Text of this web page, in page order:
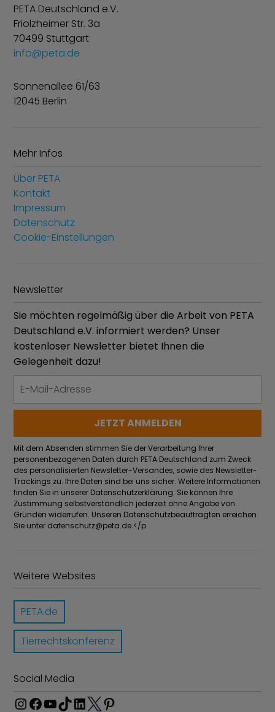
PETA Deutschland e.V.
Friolzheimer Str. 3a
70499 Stuttgart
info@peta.de
Sonnenallee 61/63
12045 Berlin
Mehr Infos
Über PETA
Kontakt
Impressum
Datenschutz
Cookie-Einstellungen
Newsletter
Sie möchten regelmäßig über die Arbeit von PETA
Deutschland e.V. informiert werden? Unser
kostenloser Newsletter bietet Ihnen die
Gelegenheit dazu!
Mit dem Absenden stimmen Sie der Verarbeitung Ihrer
personenbezogenen Daten durch PETA Deutschland zum Zweck
des personalisierten Newsletter-Versandes, sowie des Newsletter-
Trackings zu. Ihre Daten sind bei uns sicher. Weitere Informationen
finden Sie in unserer Datenschutzerklärung. Sie können Ihre
Zustimmung selbstverständlich jederzeit ohne Angabe von
Gründen widerrufen. Unseren Datenschutzbeauftragten erreichen
Sie unter datenschutz@peta.de.</p
Weitere Websites
PETA.de
Tierrechtskonferenz
Social Media
I
F
Y
T
L